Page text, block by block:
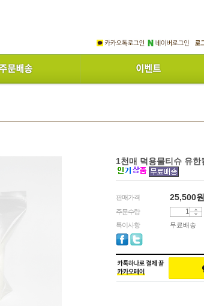
1천매 덕용물티슈 유
판매가격 25,500원
주문수량
특이사항 무료배송